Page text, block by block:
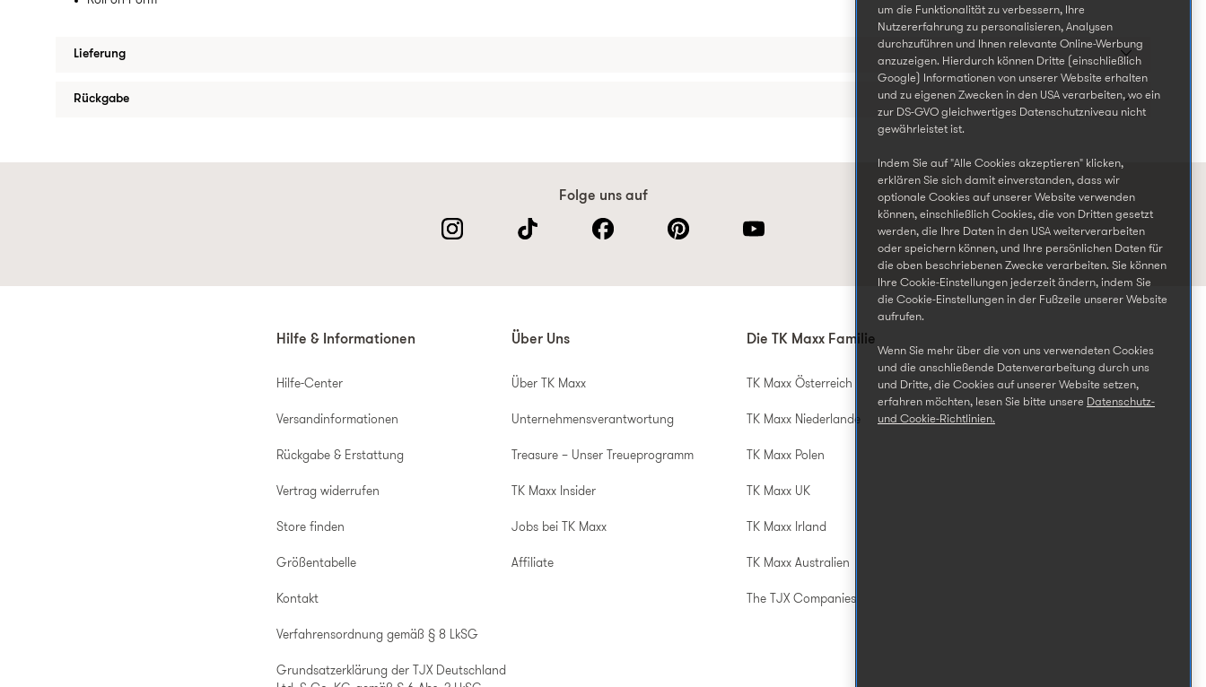
Lieferung
Rückgabe
Folge uns auf
Hilfe & Informationen
Hilfe-Center
Versandinformationen
Rückgabe & Erstattung
Vertrag widerrufen
Store finden
Größentabelle
Kontakt
Verfahrensordnung gemäß § 8 LkSG
Grundsatzerklärung der TJX Deutschland
Über Uns
Über TK Maxx
Unternehmensverantwortung
Treasure – Unser Treueprogramm
TK Maxx Insider
Jobs bei TK Maxx
Affiliate
Die TK Maxx Familie
TK Maxx Österreich
TK Maxx Niederlande
TK Maxx Polen
TK Maxx UK
TK Maxx Irland
TK Maxx Australien
The TJX Companies
um die Funktionalität zu verbessern, Ihre
Nutzererfahrung zu personalisieren, Analysen
durchzuführen und Ihnen relevante Online-Werbung
anzuzeigen. Hierdurch können Dritte (einschließlich
Google) Informationen von unserer Website erhalten
und zu eigenen Zwecken in den USA verarbeiten, wo ein
zur DS-GVO gleichwertiges Datenschutzniveau nicht
gewährleistet ist.
Indem Sie auf "Alle Cookies akzeptieren" klicken,
erklären Sie sich damit einverstanden, dass wir
optionale Cookies auf unserer Website verwenden
können, einschließlich Cookies, die von Dritten gesetzt
werden, die Ihre Daten in den USA weiterverarbeiten
oder speichern können, und Ihre persönlichen Daten für
die oben beschriebenen Zwecke verarbeiten. Sie können
Ihre Cookie-Einstellungen jederzeit ändern, indem Sie
die Cookie-Einstellungen in der Fußzeile unserer Website
aufrufen.
Wenn Sie mehr über die von uns verwendeten Cookies
und die anschließende Datenverarbeitung durch uns
und Dritte, die Cookies auf unserer Website setzen,
erfahren möchten, lesen Sie bitte unsere Datenschutz-
und Cookie-Richtlinien.